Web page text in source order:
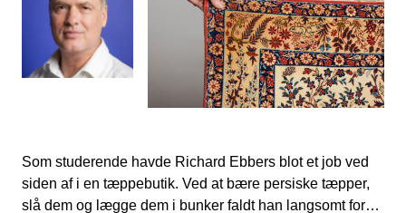
prisindikator. Det vigtigste er dog, ifølge Richard, om det
er et smukt stykke. Med alle disse kriterier i tankerne
opstiller han auktioner, som fans af persiske tæpper ikke
bør gå glip af.
Som studerende havde Richard Ebbers blot et job ved
siden af i en tæppebutik. Ved at bære persiske tæpper,
slå dem og lægge dem i bunker faldt han langsomt for